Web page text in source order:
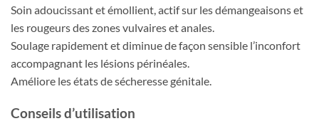
Soin adoucissant et émollient, actif sur les démangeaisons et
les rougeurs des zones vulvaires et anales.
Soulage rapidement et diminue de façon sensible l’inconfort
accompagnant les lésions périnéales.
Améliore les états de sécheresse génitale.
Conseils d’utilisation